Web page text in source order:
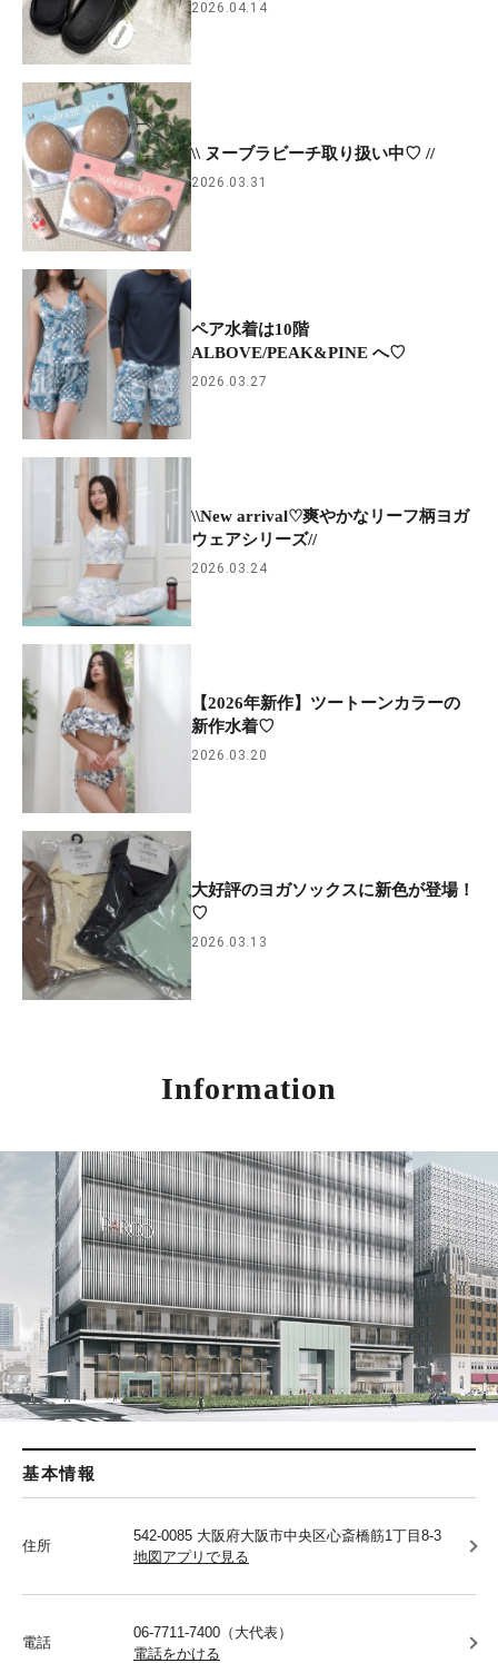
2026.04.14
\\ ヌーブラビーチ取り扱い中♡ //
2026.03.31
ペア水着は10階
ALBOVE/PEAK&PINE へ♡
2026.03.27
\\New arrival♡爽やかなリーフ柄ヨガ
ウェアシリーズ//
2026.03.24
【2026年新作】ツートーンカラーの
新作水着♡
2026.03.20
大好評のヨガソックスに新色が登場！
♡
2026.03.13
Information
基本情報
住所
542-0085 大阪府大阪市中央区心斎橋筋1丁目8-3
地図アプリで見る
電話
06-7711-7400（大代表）
電話をかける